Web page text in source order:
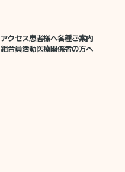
アクセス患者様へ各種ご案内
組合員活動医療関係者の方へ